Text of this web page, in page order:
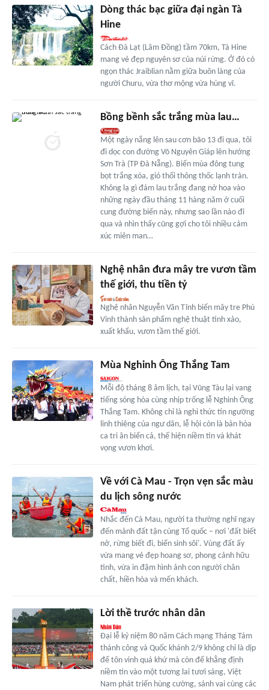
Dòng thác bạc giữa đại ngàn Tà
Hine
Cách Đà Lạt (Lâm Đồng) tầm 70km, Tà Hine
mang vẻ đẹp nguyên sơ của núi rừng. Ở đó có
ngọn thác Jraiblian nằm giữa buôn làng của
người Churu, vừa thơ mộng vừa hùng vĩ.
Bồng bềnh sắc trắng mùa lau…
Một ngày nắng lên sau cơn bão 13 đi qua, tôi
đi dọc con đường Võ Nguyên Giáp lên hướng
Sơn Trà (TP Đà Nẵng). Biển mùa đông tung
bọt trắng xóa, gió thổi thông thốc lạnh tràn.
Không lạ gì đám lau trắng đang nở hoa vào
những ngày đầu tháng 11 hàng năm ở cuối
cung đường biển này, nhưng sao lần nào đi
qua và nhìn thấy cũng gợi cho tôi nhiều cảm
xúc miên man…
Nghệ nhân đưa mây tre vươn tầm
thế giới, thu tiền tỷ
Nghệ nhân Nguyễn Văn Tĩnh biến mây tre Phú
Vinh thành sản phẩm nghệ thuật tinh xảo,
xuất khẩu, vươn tầm thế giới.
Mùa Nghinh Ông Thắng Tam
Mỗi độ tháng 8 âm lịch, tại Vũng Tàu lại vang
tiếng sóng hòa cùng nhịp trống lễ Nghinh Ông
Thắng Tam. Không chỉ là nghi thức tín ngưỡng
linh thiêng của ngư dân, lễ hội còn là bản hòa
ca tri ân biển cả, thể hiện niềm tin và khát
vọng vươn khơi.
Về với Cà Mau - Trọn vẹn sắc màu
du lịch sông nước
Nhắc đến Cà Mau, người ta thường nghĩ ngay
đến mảnh đất tận cùng Tổ quốc – nơi 'đất biết
nở, rừng biết đi, biển sinh sôi'. Vùng đất ấy
vừa mang vẻ đẹp hoang sơ, phong cảnh hữu
tình, vừa in đậm hình ảnh con người chân
chất, hiền hòa và mến khách.
Lời thề trước nhân dân
Đại lễ kỷ niệm 80 năm Cách mạng Tháng Tám
thành công và Quốc khánh 2/9 không chỉ là dịp
để tôn vinh quá khứ mà còn để khẳng định
niềm tin vào một tương lai tươi sáng, Việt
Nam phát triển hùng cường, sánh vai cùng các